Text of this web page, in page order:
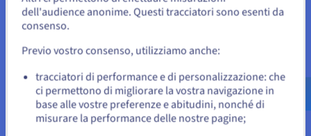
Per effettuare un ordine da Stati Uniti, è necessario accedere al
sito web del Paese e creare un account.
Vai al sito Stati Uniti
us.ovhcloud.com/enterprise Inglese USD - $
o
dell'audience anonime. Questi tracciatori sono esenti da
consenso.
Previo vostro consenso, utilizziamo anche:
tracciatori di performance e di personalizzazione: che
ci permettono di migliorare la vostra navigazione in
base alle vostre preferenze e abitudini, nonché di
misurare la performance delle nostre pagine;